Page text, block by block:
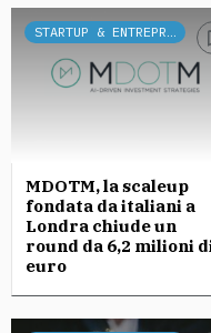
STARTUP & ENTREPRENEURSHIP
MDOTM, la scaleup
fondata da italiani a
Londra chiude un
round da 6,2 milioni
euro